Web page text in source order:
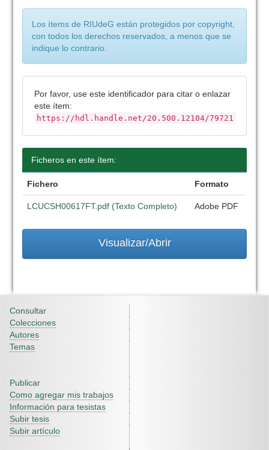
Los ítems de RIUdeG están protegidos por copyright,
con todos los derechos reservados, a menos que se
indique lo contrario.
Por favor, use este identificador para citar o enlazar
este ítem:
https://hdl.handle.net/20.500.12104/79721
Ficheros en este ítem:
Fichero Formato
LCUCSH00617FT.pdf (Texto Completo) Adobe PDF
Visualizar/Abrir
Consultar
Colecciones
Autores
Temas
Publicar
Como agregar mis trabajos
Información para tesistas
Subir tesis
Subir artículo